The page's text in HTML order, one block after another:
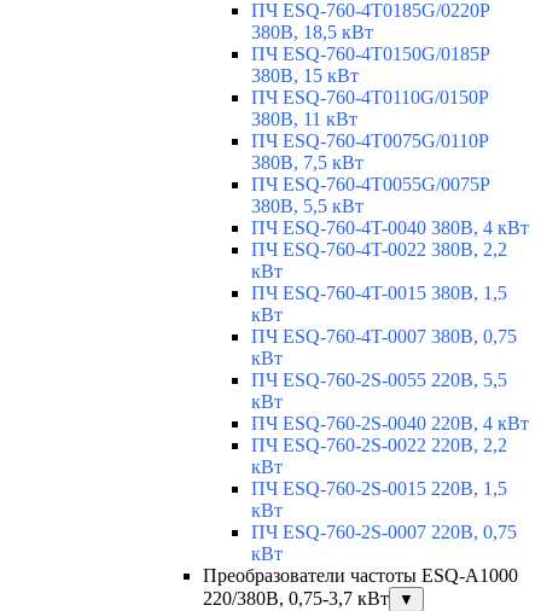
ПЧ ESQ-760-4T0185G/0220P
380В, 18,5 кВт
ПЧ ESQ-760-4T0150G/0185P
380В, 15 кВт
ПЧ ESQ-760-4T0110G/0150P
380В, 11 кВт
ПЧ ESQ-760-4T0075G/0110P
380В, 7,5 кВт
ПЧ ESQ-760-4T0055G/0075P
380В, 5,5 кВт
ПЧ ESQ-760-4T-0040 380В, 4 кВт
ПЧ ESQ-760-4T-0022 380В, 2,2
кВт
ПЧ ESQ-760-4T-0015 380В, 1,5
кВт
ПЧ ESQ-760-4T-0007 380В, 0,75
кВт
ПЧ ESQ-760-2S-0055 220В, 5,5
кВт
ПЧ ESQ-760-2S-0040 220В, 4 кВт
ПЧ ESQ-760-2S-0022 220В, 2,2
кВт
ПЧ ESQ-760-2S-0015 220В, 1,5
кВт
ПЧ ESQ-760-2S-0007 220В, 0,75
кВт
Преобразователи частоты ESQ-A1000
220/380В, 0,75-3,7 кВт
▼